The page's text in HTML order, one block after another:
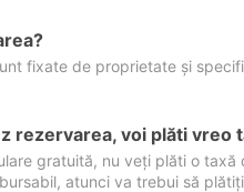
fixate de proprietate și
rezervarea, voi plăti vreo
gratuită, nu veți plăti o
atunci va trebui să